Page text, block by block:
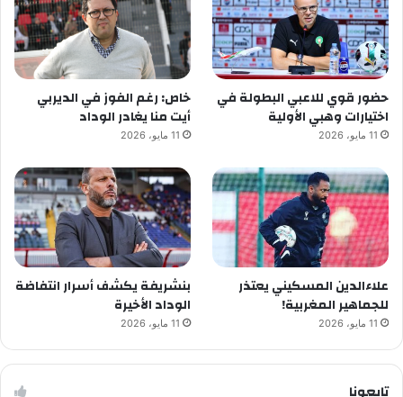
حضور قوي للاعبي البطولة في
اختيارات وهبي الأولية
11 مايو، 2026
خاص: رغم الفوز في الديربي
أيت منا يغادر الوداد
11 مايو، 2026
علاءالدين المسكيني يعتذر
للجماهير المغربية!
11 مايو، 2026
بنشريفة يكشف أسرار انتفاضة
الوداد الأخيرة
11 مايو، 2026
تابعونا